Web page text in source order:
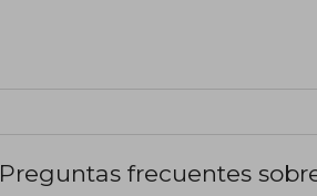
Preguntas frecuentes